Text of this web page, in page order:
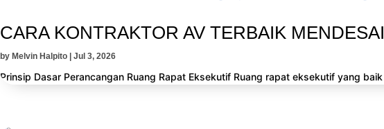
CARA KONTRAKTOR AV TERBAIK
by Melvin Halpito Jul 3, 2026
Prinsip Dasar Perancangan Ruang Rapat Eksekutif Ruang rapat eksekutif yang